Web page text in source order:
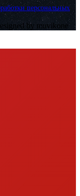
персональных
by muvikone